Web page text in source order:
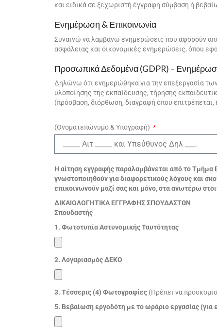
και ειδικά σε ξεχωριστή έγγραφη σύμβαση ή
Ενημέρωση & Επικοινωνία
Συναινώ να λαμβάνω ενημερώσεις που αφορούν
ασφάλειας και οικονομικές ενημερώσεις, όπου
Προσωπικά Δεδομένα (GDPR) –
Δηλώνω ότι ενημερώθηκα για την επεξεργασία
υλοποίησης της εκπαίδευσης, τήρησης
(πρόσβαση, διόρθωση, διαγραφή όπου
(Ονοματεπώνυμο & Υπογραφή)
Η αίτηση εγγραφής παραλαμβάνεται από το Τμήμα
γνωστοποιηθούν για διαφορετικούς λόγους και
επικοινωνούν μαζί σας και μόνο, στα ανωτέρω
ΔΙΚΑΙΟΛΟΓΗΤΙΚΑ ΕΓΓΡΑΦΗΣ ΣΠΟΥΔΑΣΤΩΝ
Σπουδαστής
1. Φωτοτυπία Αστυνομικής Ταυτότητας
2. Λογαριασμός ΔΕΚΟ
3. Τέσσερις (4) Φωτογραφίες (Πρέπει να
5. Βεβαίωση εργοδότη με το ωράριο εργασίας (για